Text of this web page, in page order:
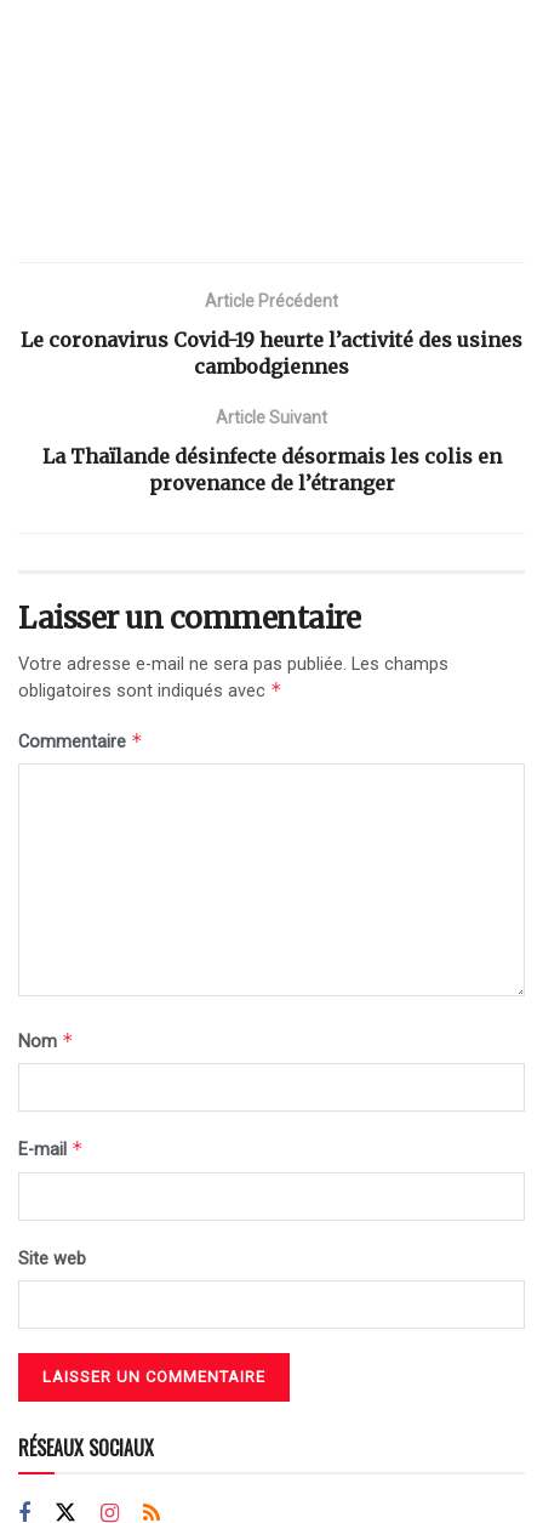
Article Précédent
Le coronavirus Covid-19 heurte l’activité des usines
cambodgiennes
Article Suivant
La Thaïlande désinfecte désormais les colis en
provenance de l’étranger
Laisser un commentaire
Votre adresse e-mail ne sera pas publiée. Les champs
obligatoires sont indiqués avec *
Commentaire *
Nom *
E-mail *
Site web
RÉSEAUX SOCIAUX